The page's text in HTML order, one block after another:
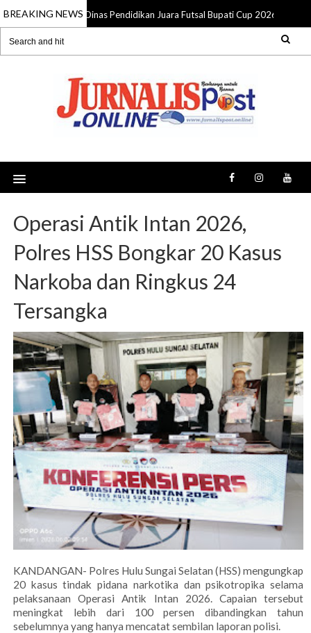
BREAKING NEWS
05 Aug 2026 Dinas Pendidikan Juara Futsal Bupati Cup 2026,
Operasi Antik Intan 2026,
Polres HSS Bongkar 20 Kasus
Narkoba dan Ringkus 24
Tersangka
KANDANGAN- Polres Hulu Sungai Selatan (HSS) mengungkap
20 kasus tindak pidana narkotika dan psikotropika selama
pelaksanaan Operasi Antik Intan 2026. Capaian tersebut
meningkat lebih dari 100 persen dibandingkan tahun
sebelumnya yang hanya mencatat sembilan laporan polisi.